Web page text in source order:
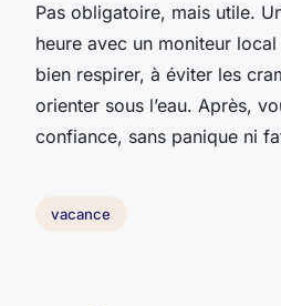
Pas obligatoire, mais utile.
heure avec un moniteur
bien respirer, à éviter les
orienter sous l’eau. Après,
confiance, sans panique ni
vacance